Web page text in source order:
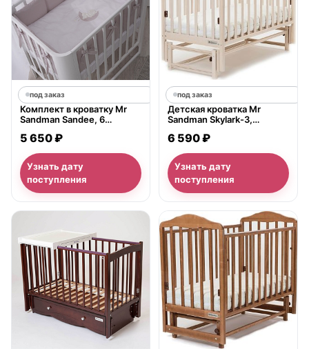
под заказ
Комплект в кроватку Mr
Sandman Sandee, 6
5 650 ₽
Узнать дату
поступления
под заказ
Детская кроватка Mr
Sandman Skylark-3,
6 590 ₽
Узнать дату
поступления